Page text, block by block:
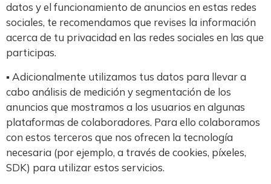
datos y el funcionamiento de anuncios en estas redes
sociales, te recomendamos que revises la información
acerca de tu privacidad en las redes sociales en las que
participas.
▪ Adicionalmente utilizamos tus datos para llevar a
cabo análisis de medición y segmentación de los
anuncios que mostramos a los usuarios en algunas
plataformas de colaboradores. Para ello colaboramos
con estos terceros que nos ofrecen la tecnología
necesaria (por ejemplo, a través de cookies, píxeles,
SDK) para utilizar estos servicios.